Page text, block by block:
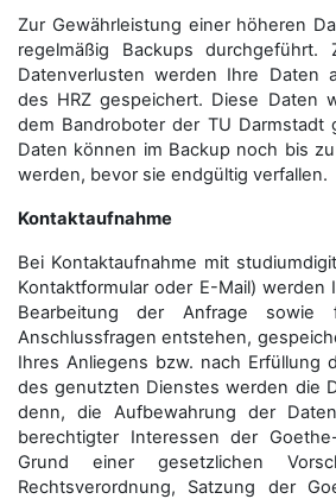
Zur Gewährleistung einer höheren
regelmäßig Backups durchgeführt.
Datenverlusten werden Ihre Daten
des HRZ gespeichert. Diese Daten
dem Bandroboter der TU Darmstadt
Daten können im Backup noch bis
werden, bevor sie endgültig verfallen.
Kontaktaufnahme
Bei Kontaktaufnahme mit
Kontaktformular oder E-Mail) werden
Bearbeitung der Anfrage
Anschluss­fragen entstehen,
Ihres Anliegens bzw. nach Erfüllung
des genutzten Dienstes werden die
denn, die Aufbewahrung der
berechtigter Interessen der
Grund einer gesetzlichen
Rechtsverordnung, Satzung der